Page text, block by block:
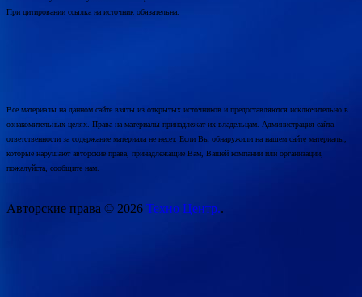
При цитировании ссылка на источник обязательна.
Все материалы на данном сайте взяты из открытых источников и предоставляются исключительно в
ознакомительных целях. Права на материалы принадлежат их владельцам. Администрация сайта
ответственности за содержание материала не несет. Если Вы обнаружили на нашем сайте материалы,
которые нарушают авторские права, принадлежащие Вам, Вашей компании или организации,
пожалуйста, сообщите нам.
Авторские права © 2026 Техно Центр..